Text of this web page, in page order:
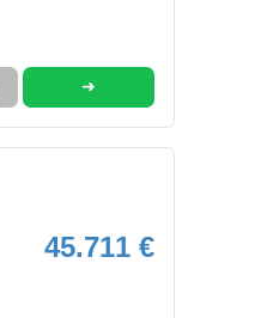
➜
45.711 €